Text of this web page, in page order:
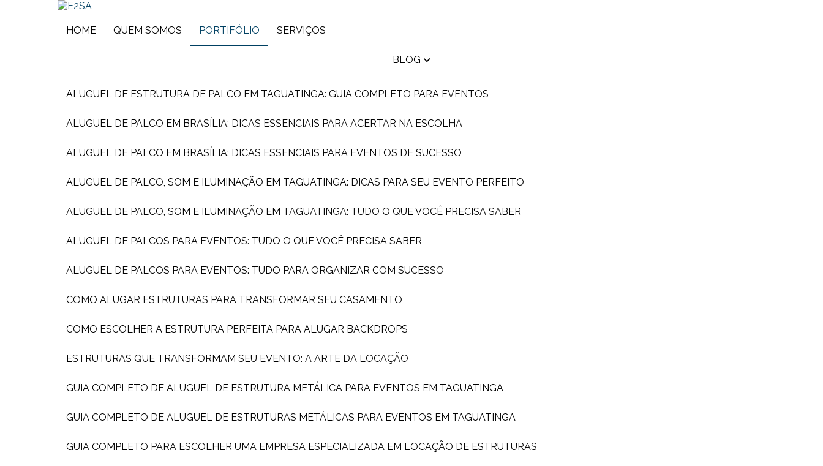
HOME QUEM SOMOS PORTIFÓLIO SERVIÇOS
BLOG
ALUGUEL DE ESTRUTURA DE PALCO EM TAGUATINGA: GUIA COMPLETO PARA EVENTOS
ALUGUEL DE PALCO EM BRASÍLIA: DICAS ESSENCIAIS PARA ACERTAR NA ESCOLHA
ALUGUEL DE PALCO EM BRASÍLIA: DICAS ESSENCIAIS PARA EVENTOS DE SUCESSO
ALUGUEL DE PALCO, SOM E ILUMINAÇÃO EM TAGUATINGA: DICAS PARA SEU EVENTO PERFEITO
ALUGUEL DE PALCO, SOM E ILUMINAÇÃO EM TAGUATINGA: TUDO O QUE VOCÊ PRECISA SABER
ALUGUEL DE PALCOS PARA EVENTOS: TUDO O QUE VOCÊ PRECISA SABER
ALUGUEL DE PALCOS PARA EVENTOS: TUDO PARA ORGANIZAR COM SUCESSO
COMO ALUGAR ESTRUTURAS PARA TRANSFORMAR SEU CASAMENTO
COMO ESCOLHER A ESTRUTURA PERFEITA PARA ALUGAR BACKDROPS
ESTRUTURAS QUE TRANSFORMAM SEU EVENTO: A ARTE DA LOCAÇÃO
GUIA COMPLETO DE ALUGUEL DE ESTRUTURA METÁLICA PARA EVENTOS EM TAGUATINGA
GUIA COMPLETO DE ALUGUEL DE ESTRUTURAS METÁLICAS PARA EVENTOS EM TAGUATINGA
GUIA COMPLETO PARA ESCOLHER UMA EMPRESA ESPECIALIZADA EM LOCAÇÃO DE ESTRUTURAS